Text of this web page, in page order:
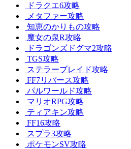
ドラクエ6攻略
メタファー攻略
知恵のかりもの攻略
魔女の泉R攻略
ドラゴンズドグマ2攻略
TGS攻略
ステラーブレイド攻略
FF7リバース攻略
パルワールド攻略
マリオRPG攻略
ティアキン攻略
FF16攻略
スプラ3攻略
ポケモンSV攻略